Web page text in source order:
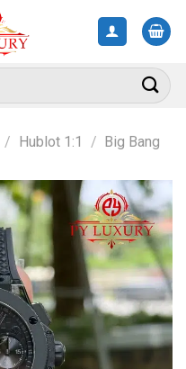
/ Hublot 1:1 / Big Bang